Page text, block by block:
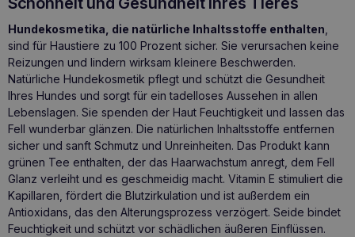
Hundekosmetika, die natürliche Inhaltsstoffe enthalten
sind für Haustiere zu 100 Prozent sicher. Sie verursachen keine
Reizungen und lindern wirksam kleinere Beschwerden.
Natürliche Hundekosmetik pflegt und schützt die Gesundheit
Ihres Hundes und sorgt für ein tadelloses Aussehen in allen
Lebenslagen. Sie spenden der Haut Feuchtigkeit und lassen das
Fell wunderbar glänzen. Die natürlichen Inhaltsstoffe entfernen
sicher und sanft Schmutz und Unreinheiten. Das Produkt kann
grünen Tee enthalten, der das Haarwachstum anregt, dem Fell
Glanz verleiht und es geschmeidig macht. Vitamin E stimuliert die
Kapillaren, fördert die Blutzirkulation und ist außerdem ein
Antioxidans, das den Alterungsprozess verzögert. Seide bindet
Feuchtigkeit und schützt vor schädlichen äußeren Einflüssen.